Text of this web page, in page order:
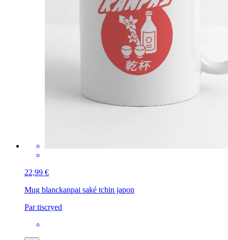
22,99 €
Mug blanckanpai saké tchin japon
Par tiscryed